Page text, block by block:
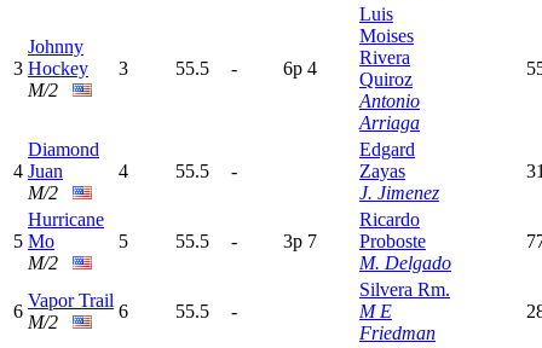
3
Johnny
Hockey
M/2
3 55.5 - 6p 4
Luis
Moises
Rivera
Quiroz
Antonio
Arriaga
4
Diamond
Juan
M/2
4 55.5 -
Edgard
Zayas
J. Jimenez
5
Hurricane
Mo
M/2
5 55.5 - 3p 7
Ricardo
Proboste
M. Delgado
6
Vapor Trail
M/2
6 55.5 -
Silvera Rm.
M E
Friedman